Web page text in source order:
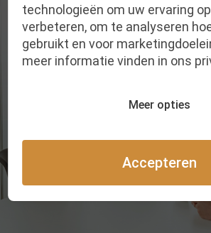
technologieën om uw ervaring
verbeteren, om te analyseren
gebruikt en voor
meer informatie vinden in ons
Meer opties
Accepteren